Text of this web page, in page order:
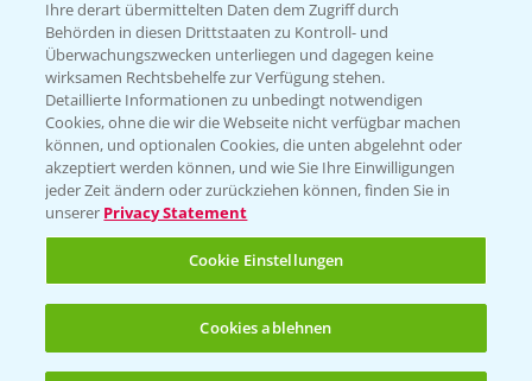
T.+49 (0)214/30-20220
Folgen Sie uns
Ihre derart übermittelten Daten dem Zugriff durch
Behörden in diesen Drittstaaten zu Kontroll- und
Überwachungszwecken unterliegen und dagegen keine
wirksamen Rechtsbehelfe zur Verfügung stehen.
Detaillierte Informationen zu unbedingt notwendigen
Cookies, ohne die wir die Webseite nicht verfügbar machen
können, und optionalen Cookies, die unten abgelehnt oder
akzeptiert werden können, und wie Sie Ihre Einwilligungen
jeder Zeit ändern oder zurückziehen können, finden Sie in
unserer Privacy Statement
Cookie Einstellungen
Cookies ablehnen